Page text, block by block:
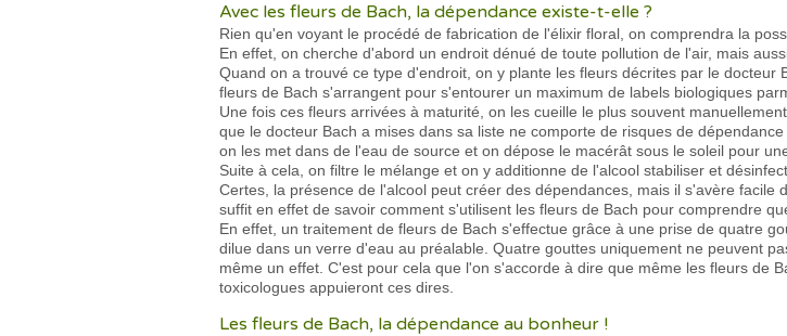
Avec les fleurs de Bach, la dépendance existe-t-elle ?
Rien qu'en voyant le procédé de fabrication de l'élixir floral, on comprendra la
En effet, on cherche d'abord un endroit dénué de toute pollution de l'air, mais
Quand on a trouvé ce type d'endroit, on y plante les fleurs décrites par le
fleurs de Bach s'arrangent pour s'entourer un maximum de labels biologiques
Une fois ces fleurs arrivées à maturité, on les cueille le plus souvent
que le docteur Bach a mises dans sa liste ne comporte de risques de
on les met dans de l'eau de source et on dépose le macérât sous le soleil pour
Suite à cela, on filtre le mélange et on y additionne de l'alcool stabiliser et
Certes, la présence de l'alcool peut créer des dépendances, mais il s'avère
suffit en effet de savoir comment s'utilisent les fleurs de Bach pour comprendre
En effet, un traitement de fleurs de Bach s'effectue grâce à une prise de quatre
dilue dans un verre d'eau au préalable. Quatre gouttes uniquement ne peuvent
même un effet. C'est pour cela que l'on s'accorde à dire que même les fleurs de
toxicologues appuieront ces dires.
Les fleurs de Bach, la dépendance au bonheur !